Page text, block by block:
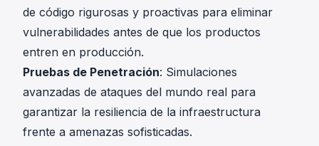
de código rigurosas y proactivas para eliminar
vulnerabilidades antes de que los productos
entren en producción.
Pruebas de Penetración: Simulaciones
avanzadas de ataques del mundo real para
garantizar la resiliencia de la infraestructura
frente a amenazas sofisticadas.